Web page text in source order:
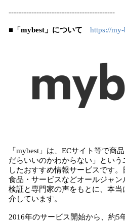
------------------------------------------
■「mybest」について https://my-
「mybest」は、ECサイト等で商
だらいいのかわからない」とい
したおすすめ情報サービスです。
食品・サービスなどオールジャ
検証と専門家の声をもとに、本
介しています。
2016年のサービス開始から、約5